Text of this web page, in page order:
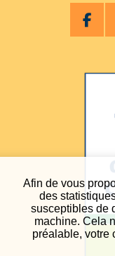
Afin de vous
des
susceptibles de
machine. Cela
préalable, votre